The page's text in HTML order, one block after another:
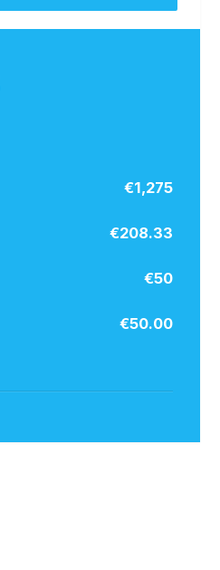
€1,275
€208.33
€50
€50.00